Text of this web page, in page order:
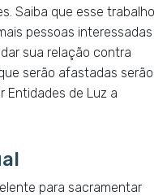
Saiba que esse trabalho
pessoas interessadas
sua relação contra
serão afastadas serão
Entidades de Luz a
para sacramentar